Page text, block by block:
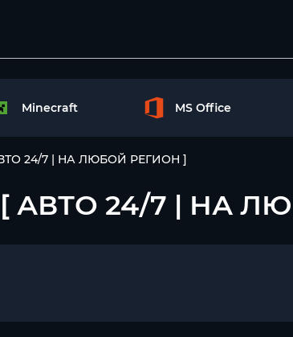
Minecraft MS Office
24/7 | НА ЛЮБОЙ РЕГИОН ]
[ АВТО 24/7 | НА